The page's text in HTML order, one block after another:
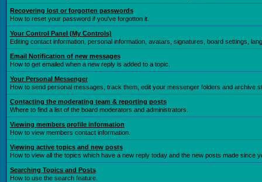
Recovering lost or forgotten passwords
How to reset your password if you've forgotton it.
Your Control Panel (My Controls)
Editing contact information, personal information, avatars, signatures, board settings,
Email Notification of new messages
How to get emailed when a new reply is added to a topic.
Your Personal Messenger
How to send personal messages, track them, edit your messenger folders and archive
Contacting the moderating team & reporting posts
Where to find a list of the board moderators and administrators.
Viewing members profile information
How to view members contact information.
Viewing active topics and new posts
How to view all the topics which have a new reply today and the new posts made since
Searching Topics and Posts
How to use the search feature.